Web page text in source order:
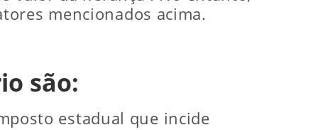
mencionados acima.
são:
estadual que incide